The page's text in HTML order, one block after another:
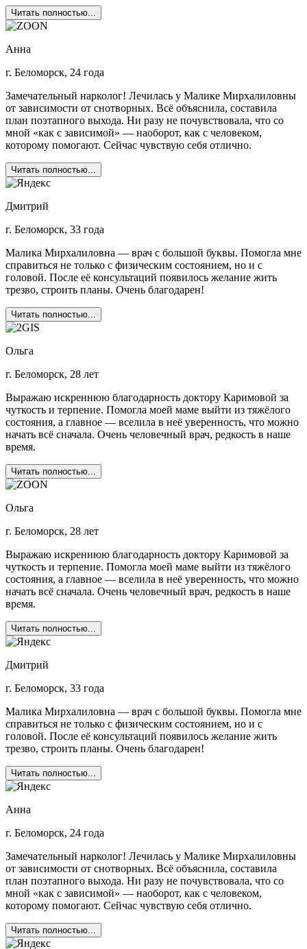
Читать полностью...
Анна
г. Беломорск, 24 года
Замечательный нарколог! Лечилась у Малике Мирхалиловны
от зависимости от снотворных. Всё объяснила, составила
план поэтапного выхода. Ни разу не почувствовала, что со
мной «как с зависимой» — наоборот, как с человеком,
которому помогают. Сейчас чувствую себя отлично.
Читать полностью...
Дмитрий
г. Беломорск, 33 года
Малика Мирхалиловна — врач с большой буквы. Помогла мне
справиться не только с физическим состоянием, но и с
головой. После её консультаций появилось желание жить
трезво, строить планы. Очень благодарен!
Читать полностью...
Ольга
г. Беломорск, 28 лет
Выражаю искреннюю благодарность доктору Каримовой за
чуткость и терпение. Помогла моей маме выйти из тяжёлого
состояния, а главное — вселила в неё уверенность, что можно
начать всё сначала. Очень человечный врач, редкость в наше
время.
Читать полностью...
Ольга
г. Беломорск, 28 лет
Выражаю искреннюю благодарность доктору Каримовой за
чуткость и терпение. Помогла моей маме выйти из тяжёлого
состояния, а главное — вселила в неё уверенность, что можно
начать всё сначала. Очень человечный врач, редкость в наше
время.
Читать полностью...
Дмитрий
г. Беломорск, 33 года
Малика Мирхалиловна — врач с большой буквы. Помогла мне
справиться не только с физическим состоянием, но и с
головой. После её консультаций появилось желание жить
трезво, строить планы. Очень благодарен!
Читать полностью...
Анна
г. Беломорск, 24 года
Замечательный нарколог! Лечилась у Малике Мирхалиловны
от зависимости от снотворных. Всё объяснила, составила
план поэтапного выхода. Ни разу не почувствовала, что со
мной «как с зависимой» — наоборот, как с человеком,
которому помогают. Сейчас чувствую себя отлично.
Читать полностью...